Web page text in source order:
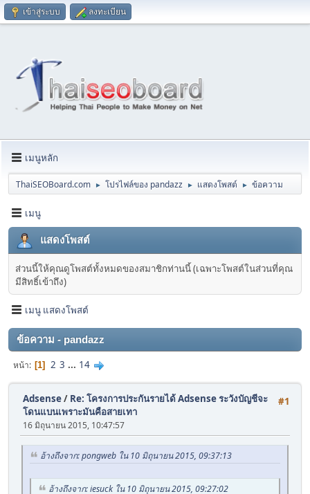
เข้าสู่ระบบ ลงทะเบียน
เมนูหลัก
ThaiSEOBoard.com ► โปรไฟล์ของ pandazz ► แสดงโพสต์ ► ข้อความ
เมนู
แสดงโพสต์
ส่วนนี้ให้คุณดูโพสต์ทั้งหมดของสมาชิกท่านนี้ (เฉพาะโพสต์ในส่วนที่คุณ
มีสิทธิ์เข้าถึง)
เมนู แสดงโพสต์
ข้อความ - pandazz
หน้า 1 2 3 ... 14
#1
Adsense/ Re: โครงการประกันรายได้ Adsense ระวังบัญชีจะ
โดนแบนเพราะมันคือสายเทา
16 มิถุนายน 2015, 10:47:57
อ้างถึงจาก: pongweb ใน 10 มิถุนายน 2015, 09:37:13
อ้างถึงจาก: iesuck ใน 10 มิถุนายน 2015, 09:27:02